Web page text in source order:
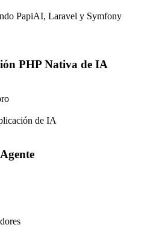
PapiAI, Laravel y Symfony
PHP Nativa de IA
de IA